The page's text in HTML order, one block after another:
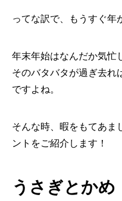
ってな訳で、もうすぐ年
年末年始はなんだか気忙
そのバタバタが過ぎ去れ
ですよね。
そんな時、暇をもてあま
ントをご紹介します！
うさぎとかめ